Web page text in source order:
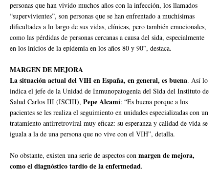
personas que han vivido muchos años con la infección, los llamados
“supervivientes”, son personas que se han enfrentado a muchísimas
dificultades a lo largo de sus vidas, clínicas, pero también emocionales,
como las pérdidas de personas cercanas a causa del sida, especialmente
en los inicios de la epidemia en los años 80 y 90”, destaca.
MARGEN DE MEJORA
La situación actual del VIH en España, en general, es buena. Así lo
indica el jefe de la Unidad de Inmunopatogenia del Sida del Instituto de
Salud Carlos III (ISCIII), Pepe Alcamí: “Es buena porque a los
pacientes se les realiza el seguimiento en unidades especializadas con un
tratamiento antirretroviral muy eficaz: su esperanza y calidad de vida se
iguala a la de una persona que no vive con el VIH”, detalla.
No obstante, existen una serie de aspectos con margen de mejora,
como el diagnóstico tardío de la enfermedad.